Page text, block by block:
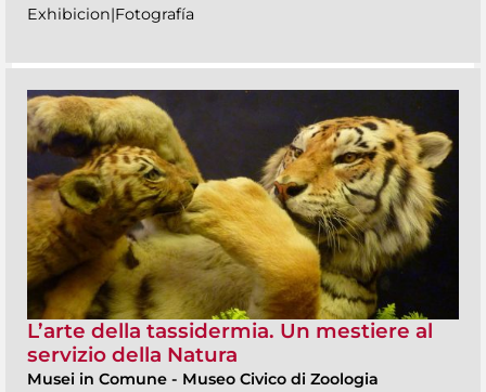
Exhibicion|Fotografía
L’arte della tassidermia. Un mestiere al
servizio della Natura
Musei in Comune - Museo Civico di Zoologia